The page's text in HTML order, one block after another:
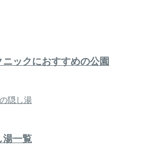
ニックにおすすめの公園
湯一覧